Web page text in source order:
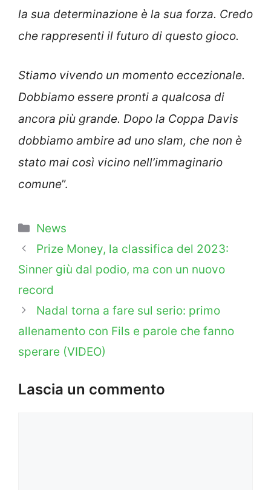
la sua determinazione è la sua forza. Credo
che rappresenti il futuro di questo gioco.
Stiamo vivendo un momento eccezionale.
Dobbiamo essere pronti a qualcosa di
ancora più grande. Dopo la Coppa Davis
dobbiamo ambire ad uno slam, che non è
stato mai così vicino nell’immaginario
comune”.
Categorie
News
Prize Money, la classifica del 2023:
Sinner giù dal podio, ma con un nuovo
record
Nadal torna a fare sul serio: primo
allenamento con Fils e parole che fanno
sperare (VIDEO)
Lascia un commento